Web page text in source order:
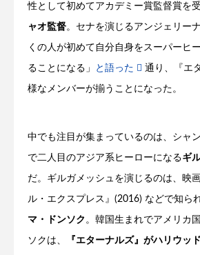
性として初めてアカデミー賞監督賞を
ャオ監督。セナを演じるアンジェリー
くの人が初めて自分自身をスーパーヒ
ることになる」 と語った 通り、『エ
様なメンバーが揃うことになった。
中でも注目が集まっているのは、シャ
で二人目のアジア系ヒーローになるギ
だ。ギルガメッシュを演じるのは、映
ル・エクスプレス』(2016) などで知ら
マ・ドンソク 。韓国生まれでアメリカ
ソクは、 『エターナルズ』がハリウッ